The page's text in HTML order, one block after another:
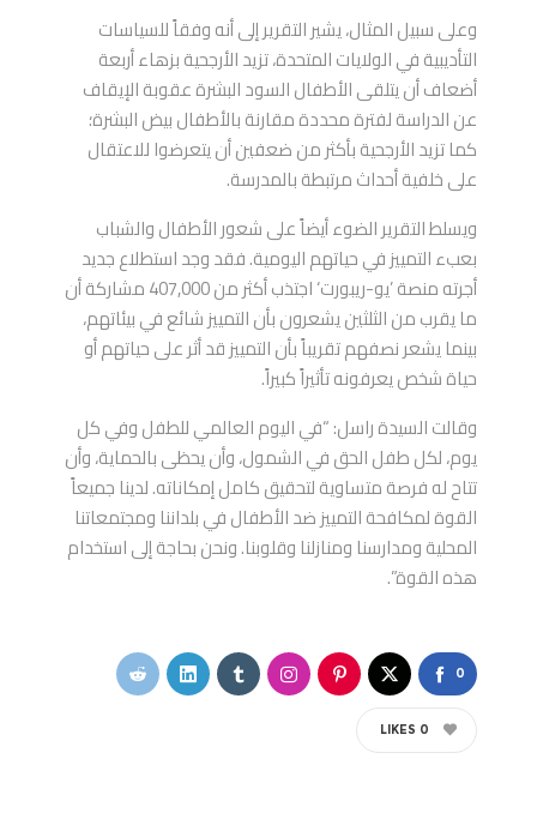
وعلى سبيل المثال، يشير التقرير إلى أنه وفقاً للسياسات
التأديبية في الولايات المتحدة، تزيد الأرجحية بزهاء أربعة
أضعاف أن يتلقى الأطفال السود البشرة عقوبة الإيقاف
عن الدراسة لفترة محددة مقارنة بالأطفال بيض البشرة؛
كما تزيد الأرجحية بأكثر من ضعفين أن يتعرضوا للاعتقال
على خلفية أحداث مرتبطة بالمدرسة.
ويسلط التقرير الضوء أيضاً على شعور الأطفال والشباب
بعبء التمييز في حياتهم اليومية. فقد وجد استطلاع جديد
أجرته منصة ’يو-ريبورت‘ اجتذب أكثر من 407,000 مشاركة أن
ما يقرب من الثلثين يشعرون بأن التمييز شائع في بيئاتهم،
بينما يشعر نصفهم تقريباً بأن التمييز قد أثر على حياتهم أو
حياة شخص يعرفونه تأثيراً كبيراً.
وقالت السيدة راسل: “في اليوم العالمي للطفل وفي كل
يوم، لكل طفل الحق في الشمول، وأن يحظى بالحماية، وأن
تتاح له فرصة متساوية لتحقيق كامل إمكاناته. لدينا جميعاً
القوة لمكافحة التمييز ضد الأطفال في بلداننا ومجتمعاتنا
المحلية ومدارسنا ومنازلنا وقلوبنا. ونحن بحاجة إلى استخدام
هذه القوة”.
0
0
LIKES